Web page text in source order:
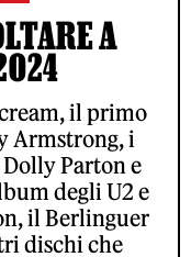
A
il primo
Armstrong, i
Parton e
degli U2 e
il Berlinguer
dischi che